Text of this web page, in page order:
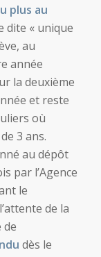
plus au
dite « unique
au
année
la deuxième
et reste
où
3 ans.
au dépôt
par l’Agence
le
de la
de
dès le